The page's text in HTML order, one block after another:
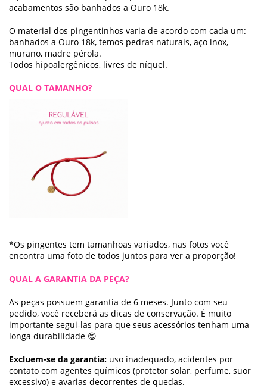
acabamentos são banhados a Ouro 18k.
O material dos pingentinhos varia de acordo com cada um:
banhados a Ouro 18k, temos pedras naturais, aço inox,
murano, madre pérola.
Todos hipoalergênicos, livres de níquel.
QUAL O TAMANHO?
*Os pingentes tem tamanhoas variados, nas fotos você
encontra uma foto de todos juntos para ver a proporção!
QUAL A GARANTIA DA PEÇA?
As peças possuem garantia de 6 meses. Junto com seu
pedido, você receberá as dicas de conservação. É muito
importante segui-las para que seus acessórios tenham uma
longa durabilidade 😊
Excluem-se da garantia: uso inadequado, acidentes por
contato com agentes químicos (protetor solar, perfume, suor
excessivo) e avarias decorrentes de quedas.